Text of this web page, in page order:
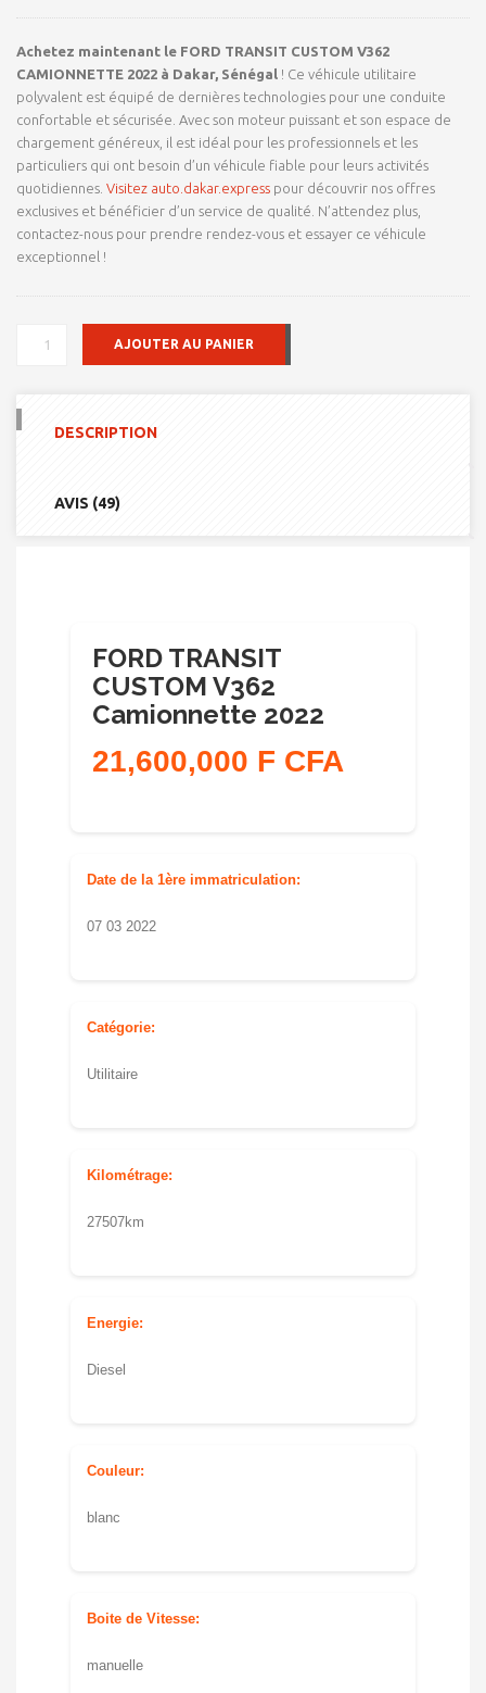
notations
Achetez maintenant le FORD TRANSIT CUSTOM V362
CAMIONNETTE 2022 à Dakar, Sénégal ! Ce véhicule utilitaire
polyvalent est équipé de dernières technologies pour une conduite
confortable et sécurisée. Avec son moteur puissant et son espace de
chargement généreux, il est idéal pour les professionnels et les
particuliers qui ont besoin d’un véhicule fiable pour leurs activités
quotidiennes. Visitez auto.dakar.express pour découvrir nos offres
exclusives et bénéficier d’un service de qualité. N’attendez plus,
contactez-nous pour prendre rendez-vous et essayer ce véhicule
exceptionnel !
QUANTITÉ
AJOUTER AU PANIER
DESCRIPTION
AVIS (49)
FORD TRANSIT
CUSTOM V362
Camionnette 2022
21,600,000 F CFA
Date de la 1ère immatriculation:
07 03 2022
Catégorie:
Utilitaire
Kilométrage:
27507km
Energie:
Diesel
Couleur:
blanc
Boite de Vitesse:
manuelle